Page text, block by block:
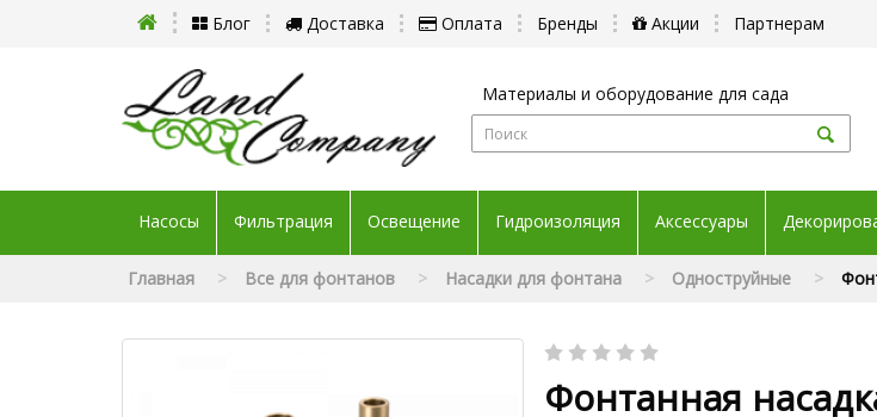
Блог Доставка Оплата Бренды Акции Партнерам
Материалы и оборудование для сада
Насосы Фильтрация Освещение Гидроизоляция Аксессуары
Главная Все для фонтанов Насадки для фонтана Одноструйные
Фонтанная